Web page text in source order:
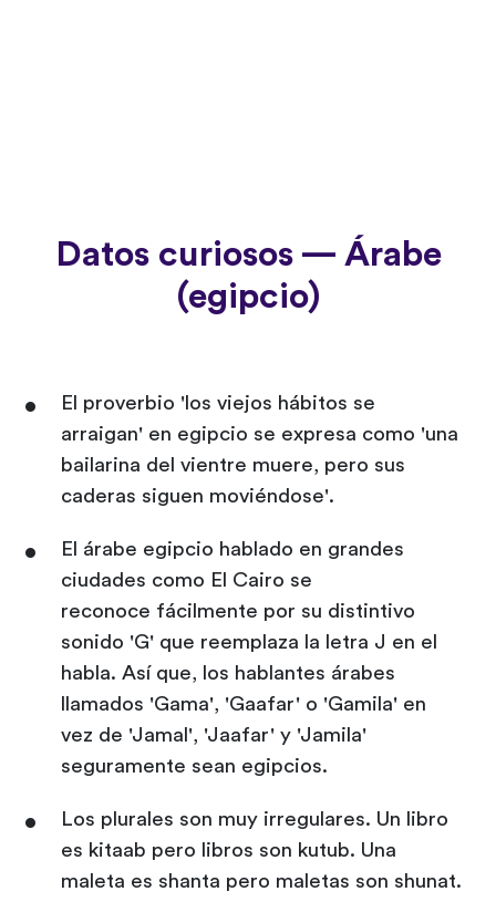
Datos curiosos — Árabe
(egipcio)
El proverbio 'los viejos hábitos se
arraigan' en egipcio se expresa como 'una
bailarina del vientre muere, pero sus
caderas siguen moviéndose'.
El árabe egipcio hablado en grandes
ciudades como El Cairo se
reconoce fácilmente por su distintivo
sonido 'G' que reemplaza la letra J en el
habla. Así que, los hablantes árabes
llamados 'Gama', 'Gaafar' o 'Gamila' en
vez de 'Jamal', 'Jaafar' y 'Jamila'
seguramente sean egipcios.
Los plurales son muy irregulares. Un libro
es kitaab pero libros son kutub. Una
maleta es shanta pero maletas son shunat.